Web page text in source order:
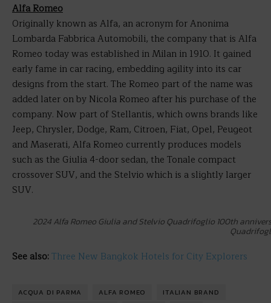
Alfa Romeo
Originally known as Alfa, an acronym for Anonima
Lombarda Fabbrica Automobili, the company that is Alfa
Romeo today was established in Milan in 1910. It gained
early fame in car racing, embedding agility into its car
designs from the start. The Romeo part of the name was
added later on by Nicola Romeo after his purchase of the
company. Now part of Stellantis, which owns brands like
Jeep, Chrysler, Dodge, Ram, Citroen, Fiat, Opel, Peugeot
and Maserati, Alfa Romeo currently produces models
such as the Giulia 4-door sedan, the Tonale compact
crossover SUV, and the Stelvio which is a slightly larger
SUV.
2024 Alfa Romeo Giulia and Stelvio Quadrifoglio 100th
See also:Three New Bangkok Hotels for City Explorers
ACQUA DI PARMA ALFA ROMEO
ITALIAN BRAND